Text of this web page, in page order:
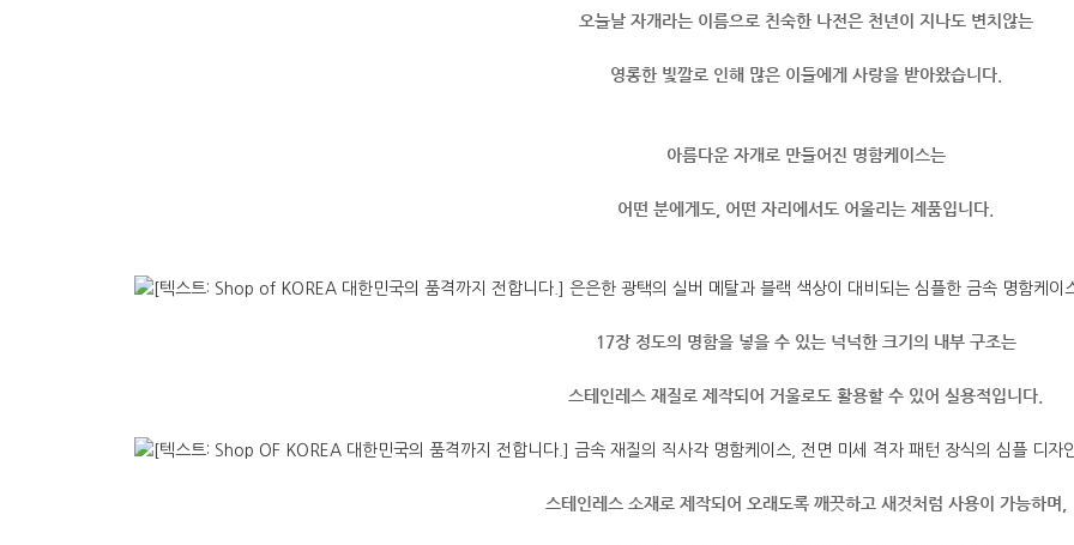
오늘날 자개라는 이름으로 친숙한 나전은 천년이 지나도 변치않는
영롱한 빛깔로 인해 많은 이들에게 사랑을 받아왔습니다.
아름다운 자개로 만들어진 명함케이스는
어떤 분에게도, 어떤 자리에서도 어울리는 제품입니다.
17장 정도의 명함을 넣을 수 있는 넉넉한 크기의 내부 구조는
스테인레스 재질로 제작되어 거울로도 활용할 수 있어 실용적입니다.
스테인레스 소재로 제작되어 오래도록 깨끗하고 새것처럼 사용이 가능하며,